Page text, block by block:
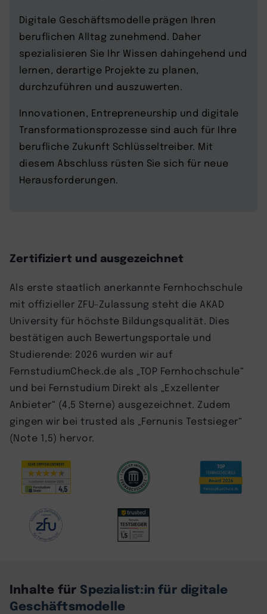
Digitale Geschäftsmodelle prägen Ihren
beruflichen Alltag zunehmend. Daher
spezialisieren Sie Ihr Wissen dahingehend und
lernen, derartige Projekte zu planen,
durchzuführen und auszuwerten.
Innovationen, Entrepreneurship und digitale
Transformationsprozesse sind auch für Ihre
berufliche Zukunft Schlüsseltreiber. Mit
diesem Abschluss rüsten Sie sich für neue
Herausforderungen.
Zertifiziert und ausgezeichnet
Als erste staatlich anerkannte Fernhochschule
mit offizieller ZFU-Zulassung steht die AKAD
University für höchste Bildungsqualität. Dies
bestätigen auch Bewertungsportale und
Studierende: 2026 wurden wir auf
FernstudiumCheck.de als „TOP Fernhochschule“
und bei Fernstudium Direkt als „Exzellenter
Anbieter“ (4,5 Sterne) ausgezeichnet. Zudem
gingen wir bei trusted als „Fernunis Testsieger“
(Note 1,5) hervor.
Inhalte für Spezialist:in für digitale
Geschäftsmodelle